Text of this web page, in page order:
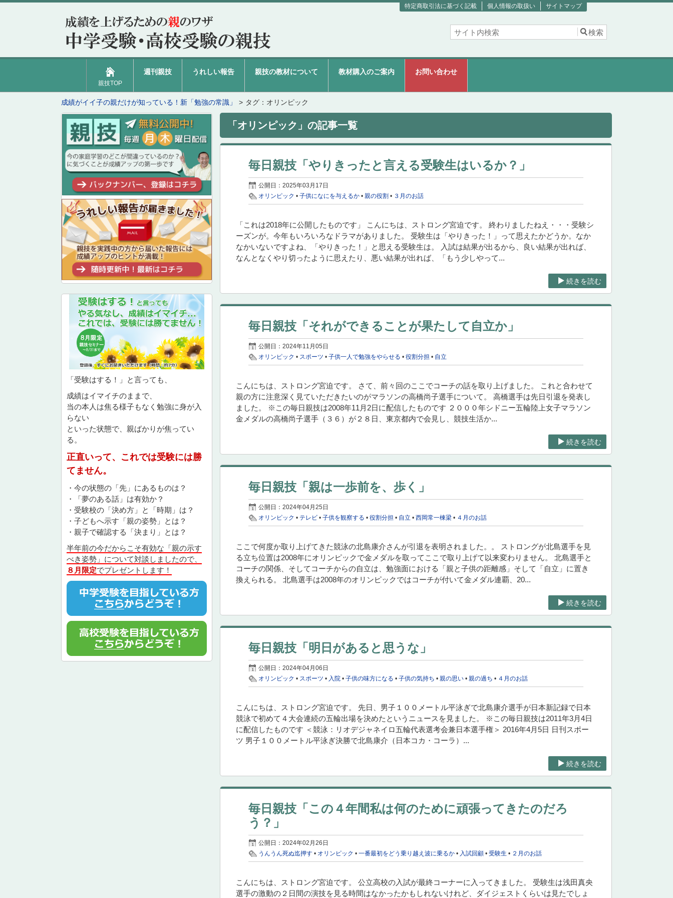
サイトマップ
個人情報の取扱い
特定商取引法に基づく記載
親技TOP
週刊親技 うれしい報告 親技の教材について 教材購入のご案内 お問い合わせ
成績がイイ子の親だけが知っている！新「勉強の常識」 タグ：オリンピック
「オリンピック」の記事一覧
毎日親技「やりきったと言える受験生はいるか？」
公開日：2025年03月17日
オリンピック •子供になにを与えるか •親の役割 • ３月のお話
「これは2018年に公開したものです」 こんにちは、ストロング宮迫です。 終わりましたねえ・・・受験シ
ーズンが。今年もいろいろなドラマがありました。 受験生は「やりきった！」って思えたかどうか。なか
なかいないですよね、「やりきった！」と思える受験生は。 入試は結果が出るから、良い結果が出れば、
なんとなくやり切ったように思えたり、悪い結果が出れば、「もう少しやって...
続きを読む
毎日親技「それができることが果たして自立か」
公開日：2024年11月05日
オリンピック • スポーツ •子供一人で勉強をやらせる •役割分担 • 自立
こんにちは、ストロング宮迫です。 さて、前々回のここでコーチの話を取り上げました。 これと合わせて
親の方に注意深く見ていただきたいのがマラソンの高橋尚子選手について。 高橋選手は先日引退を発表し
ました。 ※この毎日親技は2008年11月2日に配信したものです ２０００年シドニー五輪陸上女子マラソン
金メダルの高橋尚子選手（３６）が２８日、東京都内で会見し、競技生活か...
続きを読む
毎日親技「親は一歩前を、歩く」
公開日：2024年04月25日
オリンピック •テレビ •子供を観察する •役割分担 • 自立 •西岡常一棟梁 • ４月のお話
ここで何度か取り上げてきた競泳の北島康介さんが引退を表明されました。。 ストロングが北島選手を見
る立ち位置は2008年にオリンピックで金メダルを取ってここで取り上げて以来変わりません。 北島選手と
コーチの関係、そしてコーチからの自立は、勉強面における「親と子供の距離感」そして「自立」に置き
換えられる。 北島選手は2008年のオリンピックではコーチが付いて金メダル連覇、20...
続きを読む
毎日親技「明日があると思うな」
公開日：2024年04月06日
オリンピック • スポーツ • 入院 •子供の味方になる •子供の気持ち •親の思い •親の過ち • ４月のお話
こんにちは、ストロング宮迫です。 先日、男子１００メートル平泳ぎで北島康介選手が日本新記録で日本
競泳で初めて４大会連続の五輪出場を決めたというニュースを見ました。 ※この毎日親技は2011年3月4日
に配信したものです ＜競泳：リオデジャネイロ五輪代表選考会兼日本選手権＞ 2016年4月5日 日刊スポー
ツ 男子１００メートル平泳ぎ決勝で北島康介（日本コカ・コーラ）...
続きを読む
毎日親技「この４年間私は何のために頑張ってきたのだろ
う？」
公開日：2024年02月26日
うんうん死ぬ迄押す • オリンピック •一番最初をどう乗り越え波に乗るか • 入試回顧 •受験生 • ２月のお話
こんにちは、ストロング宮迫です。 公立高校の入試が最終コーナーに入ってきました。 受験生は浅田真央
選手の激動の２日間の演技を見る時間はなかったかもしれないけれど、ダイジェストくらいは見たでしょ
「受験はする！」と言っても、
成績はイマイチのままで、
当の本人は焦る様子もなく勉強に身が入
らない
といった状態で、親ばかりが焦ってい
る。
正直いって、これでは受験には勝
てません。
・今の状態の「先」にあるものは？
・「夢のある話」は有効か？
・受験校の「決め方」と「時期」は？
・子どもへ示す「親の姿勢」とは？
・親子で確認する「決まり」とは？
半年前の今だからこそ有効な「親の示す
べき姿勢」について対談しましたので、
８月限定でプレゼントします！